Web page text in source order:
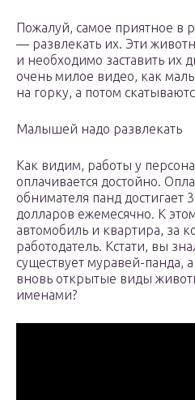
Пожалуй, самое приятное в
— развлекать их. Эти
и необходимо заставить их
очень милое видео, как
на горку, а потом
Малышей надо развлекать
Как видим, работы у
оплачивается достойно.
обнимателя панд достигает
долларов ежемесячно. К
автомобиль и квартира, за
работодатель. Кстати, вы
существует муравей-панда,
вновь открытые виды
именами?